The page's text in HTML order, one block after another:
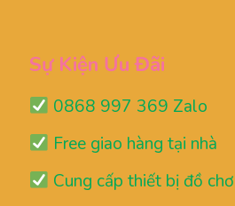
Sự Kiện Ưu Đãi
0868 997 369 Zalo
Free giao hàng tại nhà
Cung cấp thiết bị đồ